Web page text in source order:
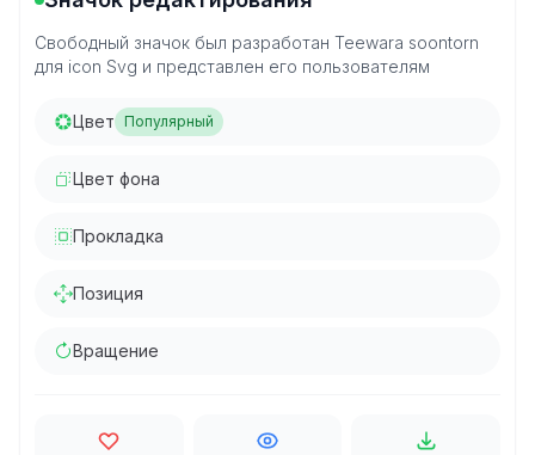
Свободный значок был разработан Teewara soontorn
для icon Svg и представлен его пользователям
Цвет Популярный
Цвет фона
Прокладка
Позиция
Вращение